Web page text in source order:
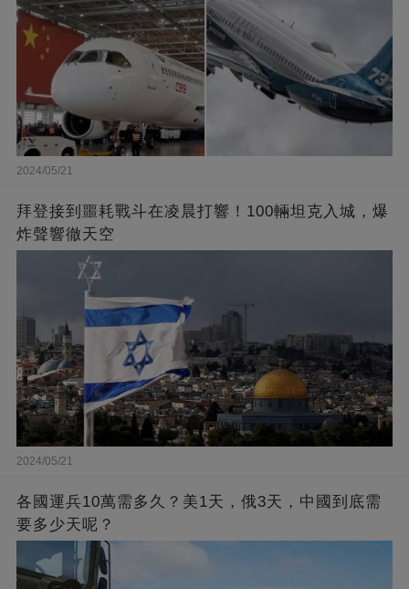
2024/05/21
拜登接到噩耗戰斗在凌晨打響！100輛坦克入城，爆
炸聲響徹天空
2024/05/21
各國運兵10萬需多久？美1天，俄3天，中國到底需
要多少天呢？